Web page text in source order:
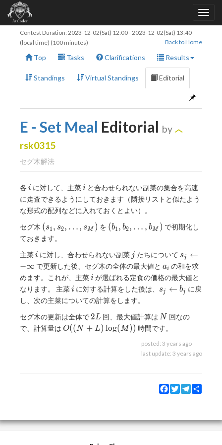
Contest Duration: 2023-12-02(Sat) 12:00-2023-12-02(Sat) 13:40
(local time) (100 minutes)
Back to Home
Top Tasks Clarifications Results
Standings Virtual Standings Editorial
E - Set Meal Editorial by
rsk0315
セグ木解法
各 i
i に対して、主菜i
i と合わせられない副菜の集合を高速
に走査できるようにしておきます（隣接リストと似たよう
な形式の配列などに入れておくとよい）。
セグ木 (s_1,
s_2,
s_M)
(s1 , s2, … , sM ) を (b_1,
b_M)
(b1 , b2, … , bM ) で初期化し
ておきます。
主菜i
i に対し、合わせられない副菜 jj たちについて s_j
\gets
-
\infty
sj
←
−∞ で更新した後、セグ木の全体の最大値と a_i
ai の和を求
めます。これが、主菜i
i が選ばれる定食の価格の最大値と
なります。 主菜i
i に対する計算をした後は、 s_j
sj ← bj に戻
し、次の主菜についての計算をします。
セグ木の更新は全体で 2L
2L 回、最大値計算は N
N 回なの
で、計算量は O((N+L)\log(M))
O((N + L) log(M) ) 時間です。
posted: 3 years ago
last update: 3 years ago
Facebook
TwitterTelegram